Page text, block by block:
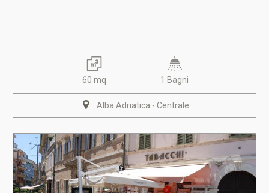
60 mq 1 Bagni
Alba Adriatica - Centrale